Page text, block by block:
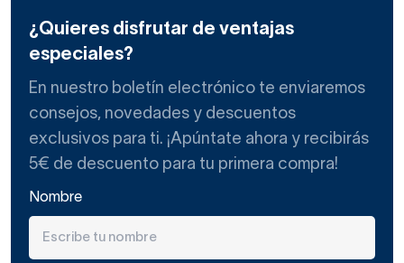
¿Quieres disfrutar de ventajas
especiales?
En nuestro boletín electrónico te enviaremos
consejos, novedades y descuentos
exclusivos para ti. ¡Apúntate ahora y recibirás
5€ de descuento para tu primera compra!
Nombre